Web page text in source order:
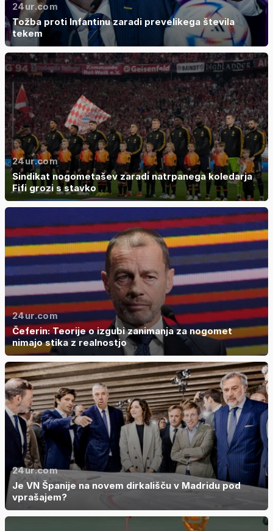
24ur.com
Tožba proti Infantinu zaradi prevelikega števila
tekem
24ur.com
Sindikat nogometašev zaradi natrpanega koledarja
Fifi grozi s stavko
24ur.com
Čeferin: Teorije o izgubi zanimanja za nogomet
nimajo stika z realnostjo
24ur.com
Je VN Španije na novem dirkališču v Madridu pod
vprašajem?